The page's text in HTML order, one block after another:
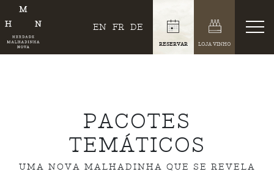
EN FR DE
RESERVAR LOJA VINHO
PACOTES
TEMÁTICOS
UMA NOVA MALHADINHA QUE SE REVELA